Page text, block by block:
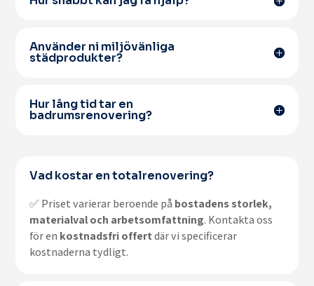
Använder ni miljövänliga
städprodukter?
Hur lång tid tar en
badrumsrenovering?
Vad kostar en totalrenovering?
✅ Priset varierar beroende på bostadens storlek,
materialval och arbetsomfattning. Kontakta oss
för en kostnadsfri offertdär vi specificerar
kostnaderna tydligt.